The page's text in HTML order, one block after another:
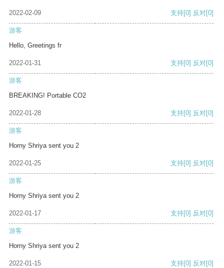
2022-02-09 支持[0] 反对[0]
游客
Hello, Greetings fr
2022-01-31 支持[0] 反对[0]
游客
BREAKING! Portable CO2
2022-01-28 支持[0] 反对[0]
游客
Horny Shriya sent you 2
2022-01-25 支持[0] 反对[0]
游客
Horny Shriya sent you 2
2022-01-17 支持[0] 反对[0]
游客
Horny Shriya sent you 2
2022-01-15 支持[0] 反对[0]